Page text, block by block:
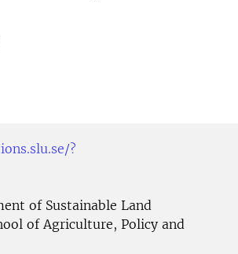
?
of Sustainable Land
of Agriculture, Policy and